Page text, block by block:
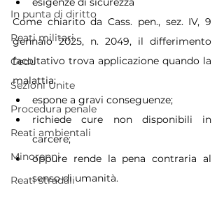
In punta di diritto
Reati militari
Cedu
Sezioni Unite
Procedura penale
Reati ambientali
Minorenni
Reati stradali
Come chiarito da Cass. pen., sez. IV, 9
gennaio 2025, n. 2049, il differimento
facoltativo trova applicazione quando la
malattia:
espone a gravi conseguenze;
richiede cure non disponibili in
carcere;
oppure rende la pena contraria al
senso di umanità.